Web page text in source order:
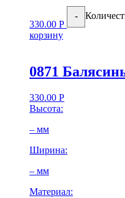
330.00 Р
-
корзину
0871
330.00 Р
Высота:
– мм
Ширина:
– мм
Материал: